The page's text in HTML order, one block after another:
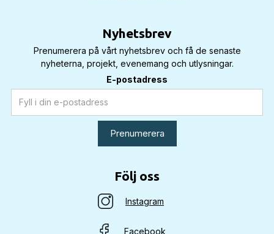
Nyhetsbrev
Prenumerera på vårt nyhetsbrev och få de senaste
nyheterna, projekt, evenemang och utlysningar.
E-postadress
Följ oss
Instagram
Facebook